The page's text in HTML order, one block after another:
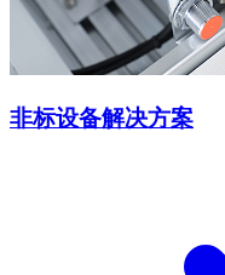
非标设备解决方案